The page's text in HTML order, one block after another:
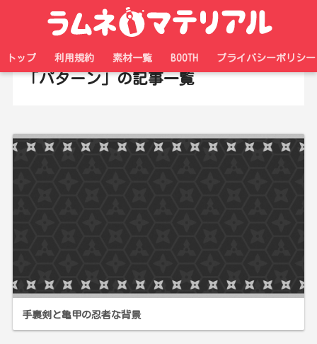
トップ 利用規約 素材一覧 BOOTH プライバシーポリシー
「パターン」の記事一覧
手裏剣と亀甲の忍者な背景